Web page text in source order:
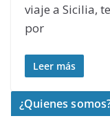
viaje a Sicilia,
por
Leer más
¿Quienes